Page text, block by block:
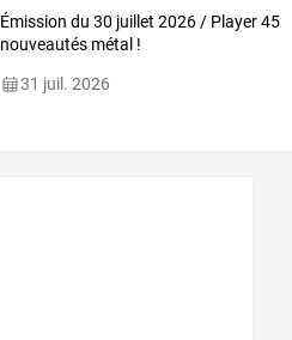
Émission du 30 juillet 2026 / Player 45
nouveautés métal !
31 juil. 2026